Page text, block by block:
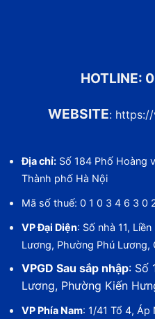
HOTLINE:
WEBSITE: https://
Địa chỉ:Số 184 Phố Hoàng
Thành phố Hà Nội
Mã số thuế: 0 1 0 3 4 6 3 0
VP Đại Diện: Số nhà 11,
Lương, Phường Phú Lương,
VPGD Sau sắp nhập: Số
Lương, Phường Kiến
VP Phía Nam: 1/41 Tổ 4, Áp